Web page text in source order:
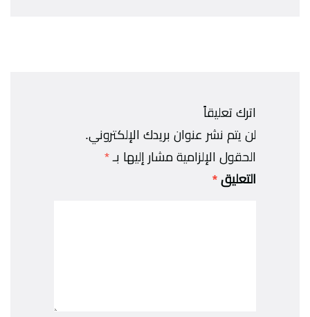
اترك تعليقاً
لن يتم نشر عنوان بريدك الإلكتروني.
الحقول الإلزامية مشار إليها بـ *
التعليق *